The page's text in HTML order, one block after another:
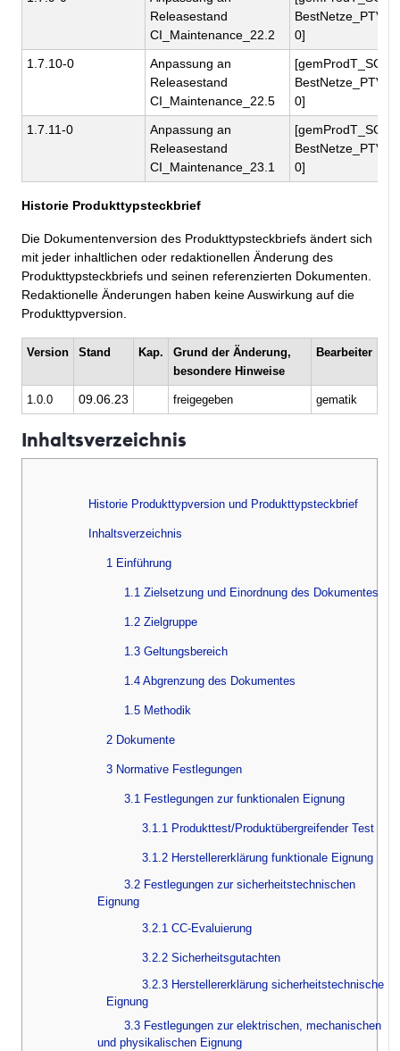
Releasestand
CI_Maintenance_22.2
0]
1.7.10-0
Anpassung an
Releasestand
CI_Maintenance_22.5
[gemProdT_SG-
0]
1.7.11-0
Anpassung an
Releasestand
CI_Maintenance_23.1
[gemProdT_SG-
0]
Historie Produkttypsteckbrief
Die Dokumentenversion des Produkttypsteckbriefs ändert sich
mit jeder inhaltlichen oder redaktionellen Änderung des
Produkttypsteckbriefs und seinen referenzierten Dokumenten.
Redaktionelle Änderungen haben keine Auswirkung auf die
Produkttypversion.
Version Stand Kap.
Grund der Änderung,
besondere Hinweise
Bearbeiter
1.0.0 09.06.23 freigegeben gematik
Inhaltsverzeichnis
Historie Produkttypversion und Produkttypsteckbrief
Inhaltsverzeichnis
1 Einführung
1.1 Zielsetzung und Einordnung des Dokumentes
1.2 Zielgruppe
1.3 Geltungsbereich
1.4 Abgrenzung des Dokumentes
1.5 Methodik
2 Dokumente
3 Normative Festlegungen
3.1 Festlegungen zur funktionalen Eignung
3.1.1 Produkttest/Produktübergreifender Test
3.1.2 Herstellererklärung funktionale Eignung
3.2 Festlegungen zur sicherheitstechnischen
Eignung
3.2.1 CC-Evaluierung
3.2.2 Sicherheitsgutachten
3.2.3 Herstellererklärung sicherheitstechnische
Eignung
3.3 Festlegungen zur elektrischen, mechanischen
und physikalischen Eignung